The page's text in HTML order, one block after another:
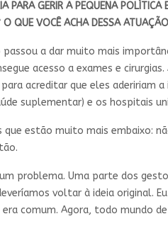
PARA GERIR A PEQUENA
O QUE VOCÊ ACHA DESSA
passou a dar muito mais
acesso a exames e
para acreditar que eles adeririam
suplementar) e os hospitais
que estão muito mais embaixo:
problema. Uma parte dos
voltar à ideia original.
comum. Agora, todo mundo